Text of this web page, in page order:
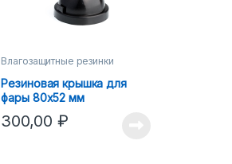
Влагозащитные резинки
Резиновая крышка для
фары 80х52 мм
300,00 ₽